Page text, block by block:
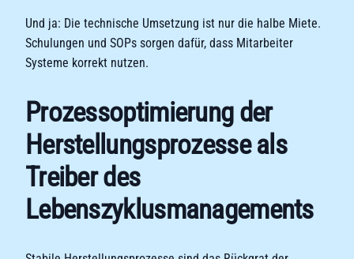
Und ja: Die technische Umsetzung ist nur die halbe Miete.
Schulungen und SOPs sorgen dafür, dass Mitarbeiter
Systeme korrekt nutzen.
Prozessoptimierung der
Herstellungsprozesse als
Treiber des
Lebenszyklusmanagements